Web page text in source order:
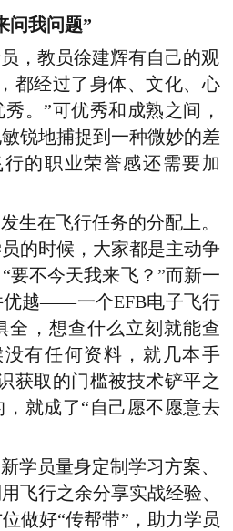
问我问题”
，教员徐建辉有自己的观
都经过了身体、文化、心
。”可优秀和成熟之间，
锐地捕捉到一种微妙的差
的职业荣誉感还需要加
生在飞行任务的分配上。
的时候，大家都是主动争
要不今天我来飞？”而新一
优越——一个EFB电子飞行
全，想查什么立刻就能查
有任何资料，就几本手
获取的门槛被技术铲平之
就成了“自己愿不愿意去
学员量身定制学习方案、
飞行之余分享实战经验、
做好“传帮带”，助力学员